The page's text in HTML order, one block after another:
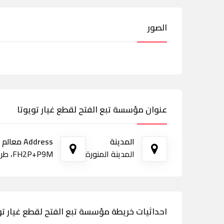
الصور
عنوان مؤسسة تبع الفتح لقطع غيار تويوتا
المدينة
المدينة المنورة
Address معالم الطريق
FH2P+P9M، طريق عمر بن الخطاب، عروة، المدينة المنورة 42391
احداثيات خريطة مؤسسة تبع الفتح لقطع غيار